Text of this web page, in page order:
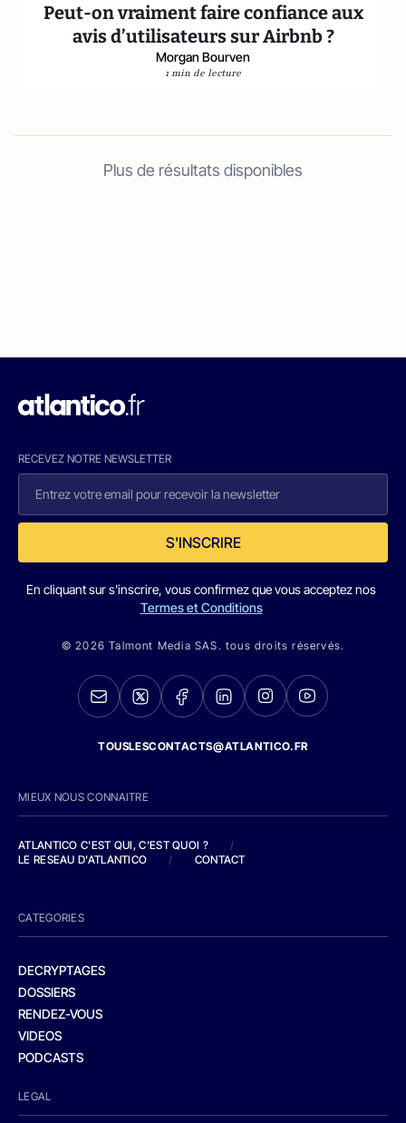
Peut-on vraiment faire confiance aux
avis d’utilisateurs sur Airbnb ?
Morgan Bourven
1 min de lecture
Plus de résultats disponibles
RECEVEZ NOTRE NEWSLETTER
S'INSCRIRE
En cliquant sur s'inscrire, vous confirmez que vous acceptez nos
Termes et Conditions
© 2026 Talmont Media SAS. tous droits réservés.
TOUSLESCONTACTS@ATLANTICO.FR
MIEUX NOUS CONNAITRE
ATLANTICO C'EST QUI, C'EST QUOI ?
/
LE RESEAU D'ATLANTICO
/ CONTACT
CATEGORIES
DECRYPTAGES
DOSSIERS
RENDEZ-VOUS
VIDEOS
PODCASTS
LEGAL